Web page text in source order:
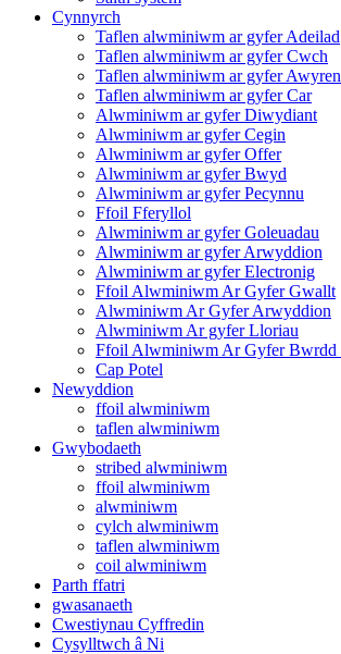
Cynnyrch
Taflen alwminiwm ar gyfer Adeilad
Taflen alwminiwm ar gyfer Cwch
Taflen alwminiwm ar gyfer
Taflen alwminiwm ar gyfer Car
Alwminiwm ar gyfer Diwydiant
Alwminiwm ar gyfer Cegin
Alwminiwm ar gyfer Offer
Alwminiwm ar gyfer Bwyd
Alwminiwm ar gyfer Pecynnu
Ffoil Fferyllol
Alwminiwm ar gyfer Goleuadau
Alwminiwm ar gyfer Arwyddion
Alwminiwm ar gyfer Electronig
Ffoil Alwminiwm Ar Gyfer Gwallt
Alwminiwm Ar Gyfer Arwyddion
Alwminiwm Ar gyfer Lloriau
Ffoil Alwminiwm Ar Gyfer Bwrdd
Cap Potel
Newyddion
ffoil alwminiwm
taflen alwminiwm
Gwybodaeth
stribed alwminiwm
ffoil alwminiwm
alwminiwm
cylch alwminiwm
taflen alwminiwm
coil alwminiwm
Parth ffatri
gwasanaeth
Cwestiynau Cyffredin
Cysylltwch â Ni